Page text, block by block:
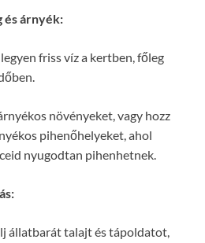
és árnyék:
friss víz a kertben, főleg
növényeket, vagy hozz
pihenőhelyeket, ahol
nyugodtan pihenhetnek.
állatbarát talajt és tápoldatot,